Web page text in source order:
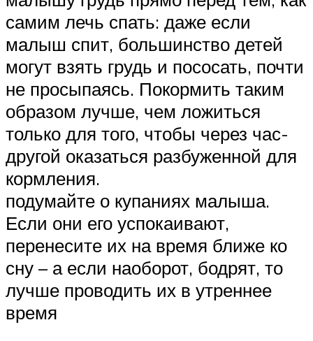
самим лечь спать: даже если
малыш спит, большинство детей
могут взять грудь и пососать, почти
не просыпаясь. Покормить таким
образом лучше, чем ложиться
только для того, чтобы через час-
другой оказаться разбуженной для
кормления.
подумайте о купаниях малыша.
Если они его успокаивают,
перенесите их на время ближе ко
сну – а если наоборот, бодрят, то
лучше проводить их в утреннее
время